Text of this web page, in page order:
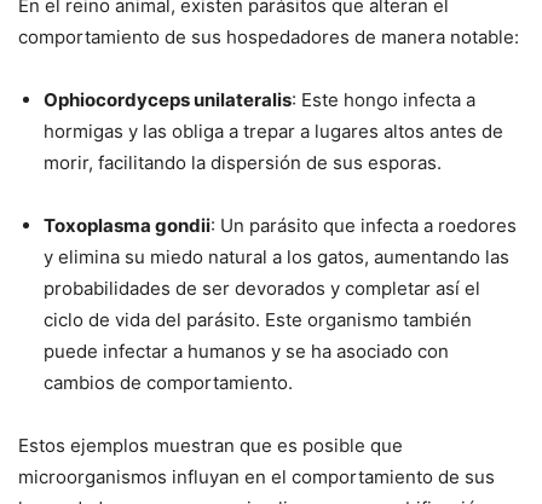
En el reino animal, existen parásitos que alteran el
comportamiento de sus hospedadores de manera notable:
Ophiocordyceps unilateralis: Este hongo infecta a
hormigas y las obliga a trepar a lugares altos antes de
morir, facilitando la dispersión de sus esporas.
Toxoplasma gondii: Un parásito que infecta a roedores
y elimina su miedo natural a los gatos, aumentando las
probabilidades de ser devorados y completar así el
ciclo de vida del parásito. Este organismo también
puede infectar a humanos y se ha asociado con
cambios de comportamiento.
Estos ejemplos muestran que es posible que
microorganismos influyan en el comportamiento de sus